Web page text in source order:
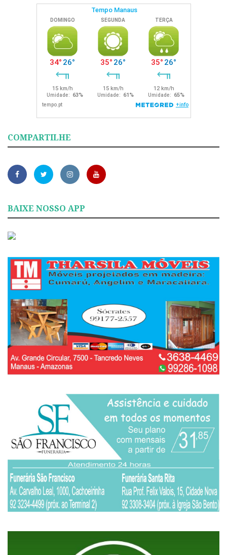
COMPARTILHE
BAIXE NOSSO APP